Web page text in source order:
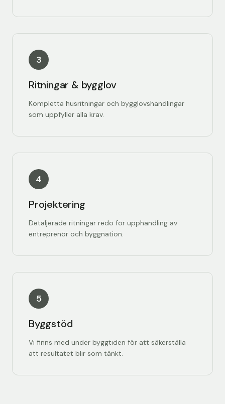
3
Ritningar & bygglov
Kompletta husritningar och bygglovshandlingar
som uppfyller alla krav.
4
Projektering
Detaljerade ritningar redo för upphandling av
entreprenör och byggnation.
5
Byggstöd
Vi finns med under byggtiden för att säkerställa
att resultatet blir som tänkt.